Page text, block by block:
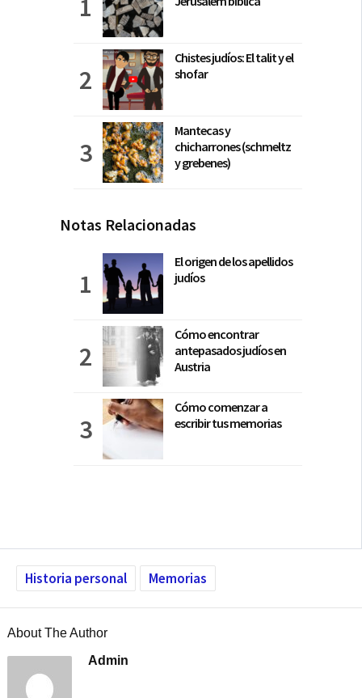
Chistes judíos: El talit y el
shofar
Mantecas y
chicharrones (schmeltz
y grebenes)
Notas Relacionadas
El origen de los apellidos
judíos
Cómo encontrar
antepasados judíos en
Austria
Cómo comenzar a
escribir tus memorias
Historia personal Memorias
About The Author
Admin